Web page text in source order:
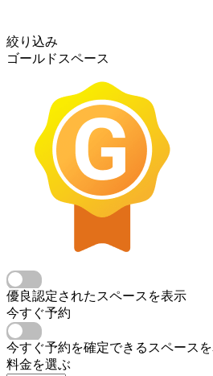
絞り込み
ゴールドスペース
優良認定されたスペースを表示
今すぐ予約
今すぐ予約を確定できるスペース
料金を選ぶ